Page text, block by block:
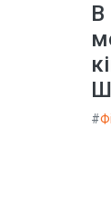
В
#